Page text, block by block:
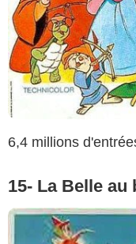
6,4 millions
15- La Belle au